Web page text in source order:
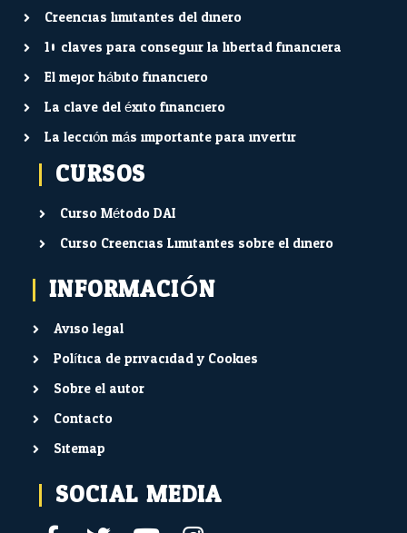
Creencias limitantes del dinero
10 claves para conseguir la libertad financiera
El mejor hábito financiero
La clave del éxito financiero
La lección más importante para invertir
CURSOS
Curso Método DAI
Curso Creencias Limitantes sobre el dinero
INFORMACIÓN
Aviso legal
Política de privacidad y Cookies
Sobre el autor
Contacto
Sitemap
SOCIAL MEDIA